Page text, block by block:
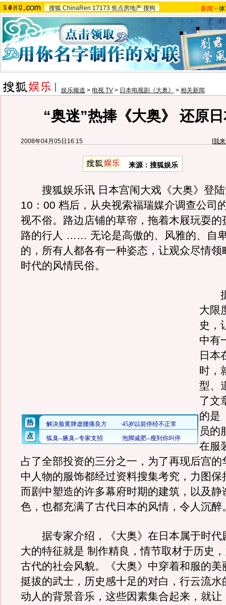
搜狐 ChinaRen 17173 焦点房地产 搜狗 新闻 -
娱乐频道 > 电视 TV > 日本电视剧《大奥》 > 相关新闻
“奥迷”热捧《大奥》 还原
2008年04月05日16:15 [我
来源：搜狐娱乐
搜狐娱乐讯 日本宫闱大戏《大奥》登陆
10：00 档后，从央视索福瑞媒介调查公司
视不俗。路边店铺的草帘，拖着木屐玩耍的
路的行人 …… 无论是高傲的、风雅的、自
的，所有人都各有一种姿态，让观众尽情领
时代的风情民俗。
据
大限
史，
中有
日本
时，
型、
了文
的是
员的
在服
占了全部投资的三分之一，为了再现后宫的
中人物的服饰都经过资料搜集考究，力图保
而剧中塑造的许多幕府时期的建筑，以及静
色，也都充满了古代日本的风情，令人沉醉
据专家介绍，《大奥》在日本属于时代
大的特征就是 制作精良，情节取材于历史
古代的社会风貌。《大奥》中穿着和服的美
挺拔的武士，历史感十足的对白，行云流水
动人的背景音乐，这些因素集合起来，就让